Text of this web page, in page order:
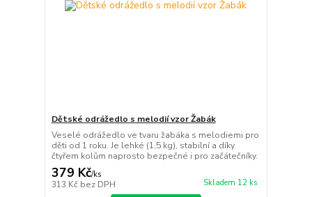
Dětské odrážedlo s melodií vzor Žabák
Veselé odrážedlo ve tvaru žabáka s melodiemi pro
děti od 1 roku. Je lehké (1,5 kg), stabilní a díky
čtyřem kolům naprosto bezpečné i pro začátečníky.
379 Kč/ks
313 Kč bez DPH Skladem 12 ks